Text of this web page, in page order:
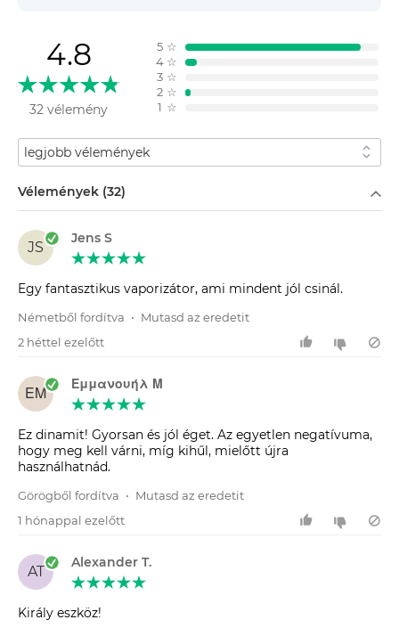
4.8
32 vélemény
5 ☆
4 ☆
3 ☆
2 ☆
1 ☆
Rendezés
Vélemények (32)
JS
Jens S
Egy fantasztikus vaporizátor, ami mindent jól csinál.
Németből fordítva • Mutasd az eredetit
2 héttel ezelőtt
ΕΜ
Εμμανουήλ Μ
Ez dinamit! Gyorsan és jól éget. Az egyetlen negatívuma,
hogy meg kell várni, míg kihűl, mielőtt újra
használhatnád.
Görögből fordítva • Mutasd az eredetit
1 hónappal ezelőtt
AT
Alexander T.
Király eszköz!